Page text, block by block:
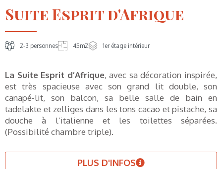
Suite Esprit d'Afrique
2-3 personnes 45m2 1er étage intérieur
La Suite Esprit d’Afrique, avec sa décoration inspirée,
est très spacieuse avec son grand lit double, son
canapé-lit, son balcon, sa belle salle de bain en
tadelakte et zelliges dans les tons cacao et pistache, sa
douche à l’italienne et les toilettes séparées.
(Possibilité chambre triple).
PLUS D'INFOS